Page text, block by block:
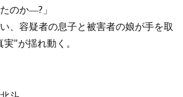
のか―?」
、容疑者の息子と被害者の娘が手を取
"が揺れ動く。